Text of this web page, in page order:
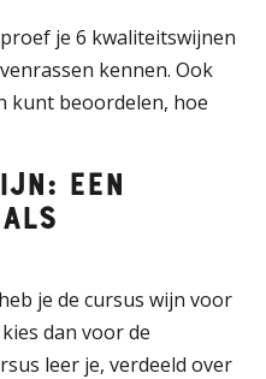
je 6 kwaliteitswijnen
kennen. Ook
kunt beoordelen, hoe
een
je de cursus wijn voor
dan voor de
leer je, verdeeld over